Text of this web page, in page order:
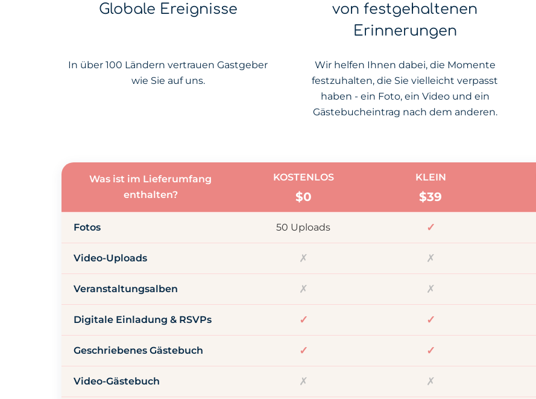
Globale Ereignisse
von festgehaltenen
Erinnerungen
In über 100 Ländern vertrauen Gastgeber
wie Sie auf uns.
Wir helfen Ihnen dabei, die Momente
festzuhalten, die Sie vielleicht verpasst
haben - ein Foto, ein Video und ein
Gästebucheintrag nach dem anderen.
Was ist im Lieferumfang
enthalten?
KOSTENLOS
$0
KLEIN
$39
Fotos 50 Uploads ✓
Video-Uploads ✗ ✗
Veranstaltungsalben ✗ ✗
Digitale Einladung & RSVPs ✓ ✓
Geschriebenes Gästebuch ✓ ✓
Video-Gästebuch ✗ ✗